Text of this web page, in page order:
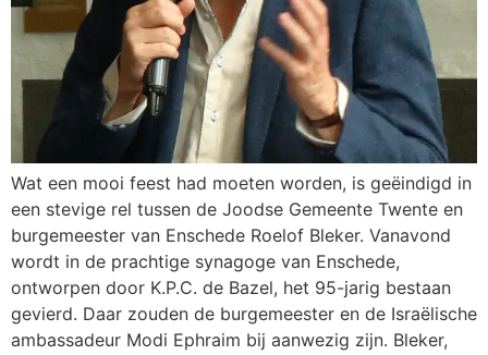
Wat een mooi feest had moeten worden, is geëindigd in
een stevige rel tussen de Joodse Gemeente Twente en
burgemeester van Enschede Roelof Bleker. Vanavond
wordt in de prachtige synagoge van Enschede,
ontworpen door K.P.C. de Bazel, het 95-jarig bestaan
gevierd. Daar zouden de burgemeester en de Israëlische
ambassadeur Modi Ephraim bij aanwezig zijn. Bleker,